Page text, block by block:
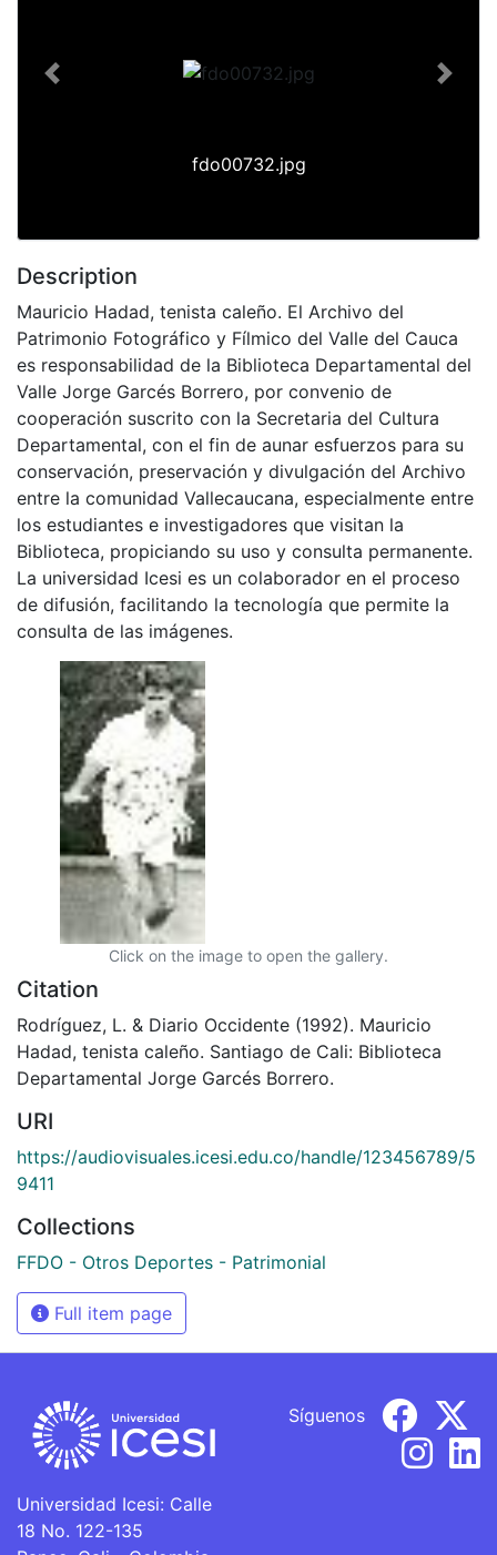
fdo00732.jpg
Previous Next
Description
Mauricio Hadad, tenista caleño. El Archivo del
Patrimonio Fotográfico y Fílmico del Valle del Cauca
es responsabilidad de la Biblioteca Departamental del
Valle Jorge Garcés Borrero, por convenio de
cooperación suscrito con la Secretaria del Cultura
Departamental, con el fin de aunar esfuerzos para su
conservación, preservación y divulgación del Archivo
entre la comunidad Vallecaucana, especialmente entre
los estudiantes e investigadores que visitan la
Biblioteca, propiciando su uso y consulta permanente.
La universidad Icesi es un colaborador en el proceso
de difusión, facilitando la tecnología que permite la
consulta de las imágenes.
Click on the image to open the gallery.
Citation
Rodríguez, L. & Diario Occidente (1992). Mauricio
Hadad, tenista caleño. Santiago de Cali: Biblioteca
Departamental Jorge Garcés Borrero.
URI
https://audiovisuales.icesi.edu.co/handle/123456789/5
9411
Collections
FFDO - Otros Deportes - Patrimonial
Full item page
Universidad Icesi: Calle
18 No. 122-135
Síguenos